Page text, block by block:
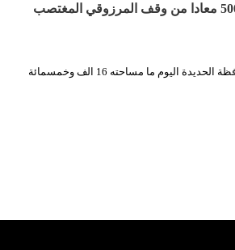
مكتب الأوقاف بالحديدة يستعيد ما مساحته 16 الف و500 معادا من وقف المرزوقي المغتصب
الثورة نت / أحمد كنفاني إستعاد مكتب الهيئة العامة للأوقاف بمحافظة الحديدة اليوم ما مساحته 16 الف وخمسمائة